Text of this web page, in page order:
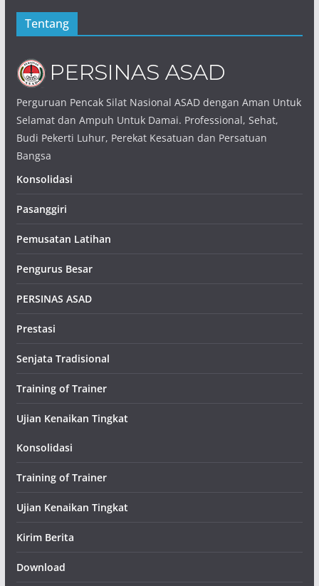
Tentang
Perguruan Pencak Silat Nasional ASAD dengan Aman Untuk
Selamat dan Ampuh Untuk Damai. Professional, Sehat,
Budi Pekerti Luhur, Perekat Kesatuan dan Persatuan
Bangsa
Konsolidasi
Pasanggiri
Pemusatan Latihan
Pengurus Besar
PERSINAS ASAD
Prestasi
Senjata Tradisional
Training of Trainer
Ujian Kenaikan Tingkat
Konsolidasi
Training of Trainer
Ujian Kenaikan Tingkat
Kirim Berita
Download